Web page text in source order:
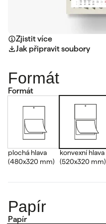
Zjistit více
Jak připravit soubory
Formát
Formát
plochá hlava
(480x320 mm)
konvexní hlava
(520x320 mm)
Papír
Papír